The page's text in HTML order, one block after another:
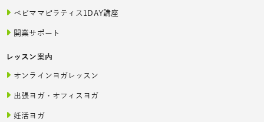
ベビママピラティス1DAY講座
開業サポート
レッスン案内
オンラインヨガレッスン
出張ヨガ・オフィスヨガ
妊活ヨガ